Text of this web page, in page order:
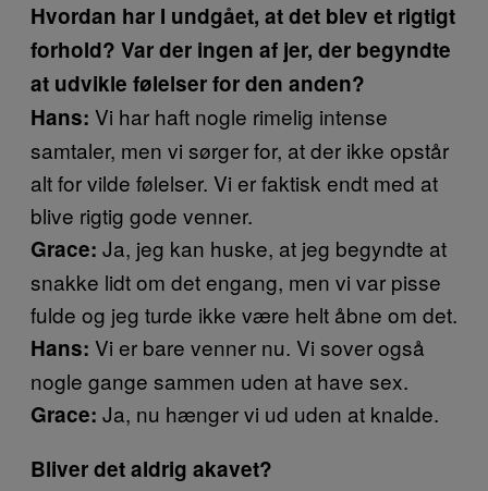
Hvordan har I undgået, at det blev et rigtigt
forhold? Var der ingen af jer, der begyndte
at udvikle følelser for den anden?
Hans: Vi har haft nogle rimelig intense
samtaler, men vi sørger for, at der ikke opstår
alt for vilde følelser. Vi er faktisk endt med at
blive rigtig gode venner.
Grace: Ja, jeg kan huske, at jeg begyndte at
snakke lidt om det engang, men vi var pisse
fulde og jeg turde ikke være helt åbne om det.
Hans: Vi er bare venner nu. Vi sover også
nogle gange sammen uden at have sex.
Grace: Ja, nu hænger vi ud uden at knalde.
Bliver det aldrig akavet?